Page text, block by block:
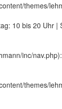
themes/
10 bis 20
inc/
themes/